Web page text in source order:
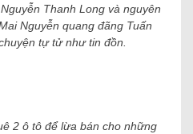
Thanh Long và nguyên
Nguyễn quang đãng Tuấn
tự tử như tin đồn.
2 ô tô để lừa bán cho những